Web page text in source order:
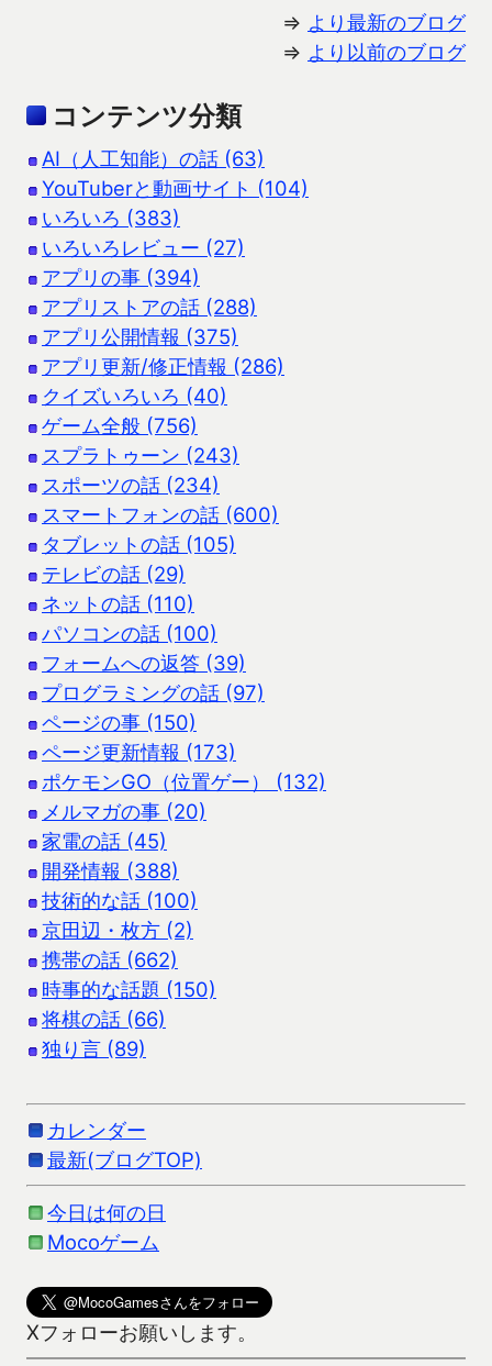
⇒ より最新のブログ
⇒ より以前のブログ
コンテンツ分類
AI（人工知能）の話 (63)
YouTuberと動画サイト (104)
いろいろ (383)
いろいろレビュー (27)
アプリの事 (394)
アプリストアの話 (288)
アプリ公開情報 (375)
アプリ更新/修正情報 (286)
クイズいろいろ (40)
ゲーム全般 (756)
スプラトゥーン (243)
スポーツの話 (234)
スマートフォンの話 (600)
タブレットの話 (105)
テレビの話 (29)
ネットの話 (110)
パソコンの話 (100)
フォームへの返答 (39)
プログラミングの話 (97)
ページの事 (150)
ページ更新情報 (173)
ポケモンGO（位置ゲー） (132)
メルマガの事 (20)
家電の話 (45)
開発情報 (388)
技術的な話 (100)
京田辺・枚方 (2)
携帯の話 (662)
時事的な話題 (150)
将棋の話 (66)
独り言 (89)
カレンダー
最新(ブログTOP)
今日は何の日
Mocoゲーム
Xフォローお願いします。